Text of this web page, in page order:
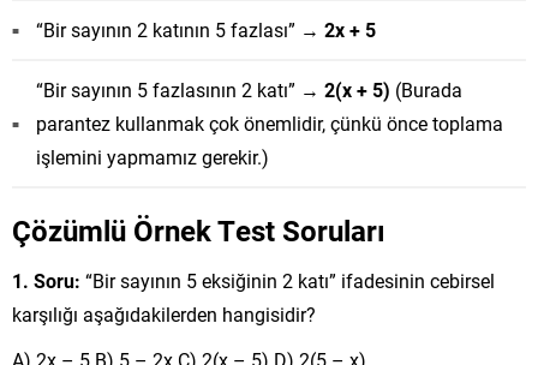
“Bir sayının 2 katının 5 fazlası” → 2x + 5
“Bir sayının 5 fazlasının 2 katı” → 2(x + 5) (Burada
parantez kullanmak çok önemlidir, çünkü önce toplama
işlemini yapmamız gerekir.)
Çözümlü Örnek Test Soruları
1. Soru: “Bir sayının 5 eksiğinin 2 katı” ifadesinin cebirsel
karşılığı aşağıdakilerden hangisidir?
A) 2x – 5 B) 5 – 2x C) 2(x – 5) D) 2(5 – x)